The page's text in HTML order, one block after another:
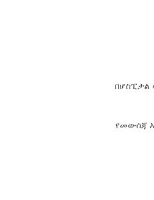
የመውሰጃ